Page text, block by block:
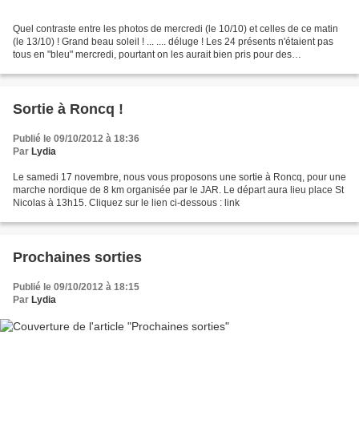
Quel contraste entre les photos de mercredi (le 10/10) et celles de ce matin
(le 13/10) ! Grand beau soleil ! ... .... déluge ! Les 24 présents n'étaient pas
tous en "bleu" mercredi, pourtant on les aurait bien pris pour des
Sortie à Roncq !
Publié le 09/10/2012 à 18:36
Par Lydia
Le samedi 17 novembre, nous vous proposons une sortie à Roncq, pour une
marche nordique de 8 km organisée par le JAR. Le départ aura lieu place St
Nicolas à 13h15. Cliquez sur le lien ci-dessous : link
Prochaines sorties
Publié le 09/10/2012 à 18:15
Par Lydia